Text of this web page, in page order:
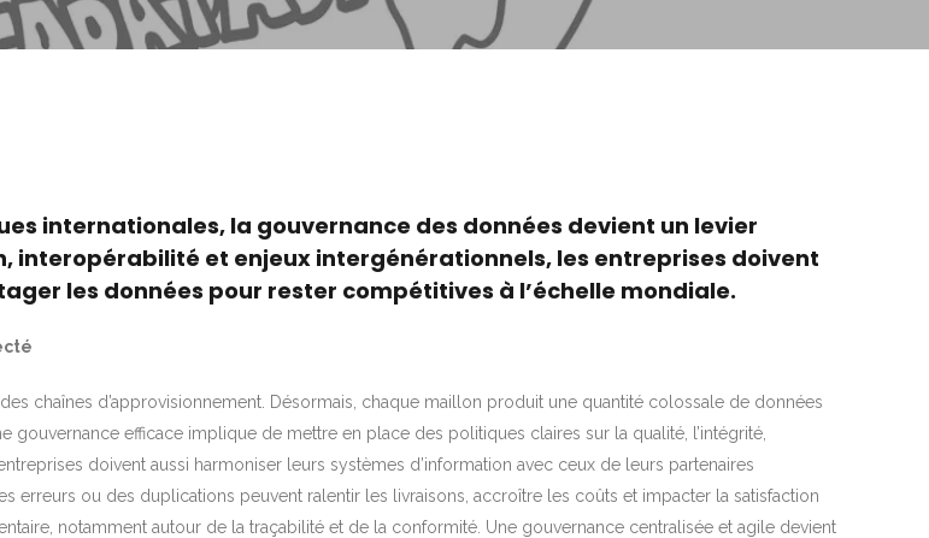
internationales, la gouvernance des données devient un levier
interopérabilité et enjeux intergénérationnels, les entreprises doivent
les données pour rester compétitives à l’échelle mondiale.
chaînes d’approvisionnement. Désormais, chaque maillon produit une quantité colossale de données
efficace implique de mettre en place des politiques claires sur la qualité, l’intégrité,
doivent aussi harmoniser leurs systèmes d’information avec ceux de leurs partenaires
erreurs ou des duplications peuvent ralentir les livraisons, accroître les coûts et impacter la satisfaction
notamment autour de la traçabilité et de la conformité. Une gouvernance centralisée et agile devient